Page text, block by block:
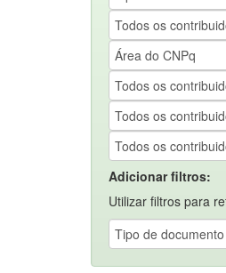
Adicionar filtros:
Utilizar filtros para